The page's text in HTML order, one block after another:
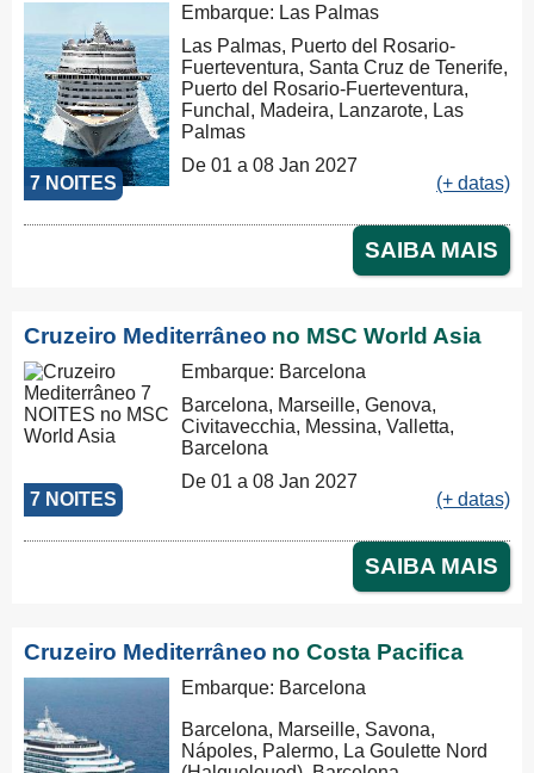
7 NOITES
Embarque: Las Palmas
Las Palmas, Puerto del Rosario-
Fuerteventura, Santa Cruz de Tenerife,
Puerto del Rosario-Fuerteventura,
Funchal, Madeira, Lanzarote, Las
Palmas
De 01 a 08 Jan 2027
(+ datas)
SAIBA MAIS
Cruzeiro Mediterrâneo no MSC World Asia
7 NOITES
Embarque: Barcelona
Barcelona, Marseille, Genova,
Civitavecchia, Messina, Valletta,
Barcelona
De 01 a 08 Jan 2027
(+ datas)
SAIBA MAIS
Cruzeiro Mediterrâneo no Costa Pacifica
Embarque: Barcelona
Barcelona, Marseille, Savona,
Nápoles, Palermo, La Goulette Nord